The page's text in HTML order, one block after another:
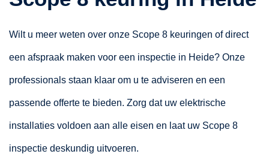
Wilt u meer weten over onze Scope 8 keuringen of direct
een afspraak maken voor een inspectie in Heide? Onze
professionals staan klaar om u te adviseren en een
passende offerte te bieden. Zorg dat uw elektrische
installaties voldoen aan alle eisen en laat uw Scope 8
inspectie deskundig uitvoeren.